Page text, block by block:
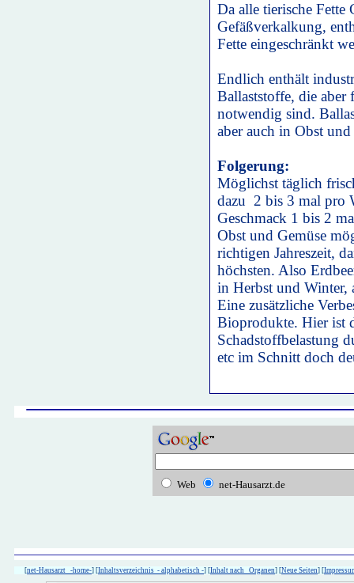
Da alle tierische
Gefäßverkalkung,
Fette eingeschränkt
Endlich enthält
Ballaststoffe, die
notwendig sind.
aber auch in Obst
Folgerung:
Möglichst täglich
dazu 2 bis 3 mal pro
Geschmack 1 bis 2
Obst und Gemüse
richtigen Jahreszeit,
höchsten. Also
in Herbst und Winter,
Eine zusätzliche
Bioprodukte. Hier ist
Schadstoffbelastung
etc im Schnitt doch
Web net-Hausarzt.de
[net-Hausarzt -home-] [Inhaltsverzeichnis - alphabetisch -] [Inhalt nach Organen] [Neue Seiten] [